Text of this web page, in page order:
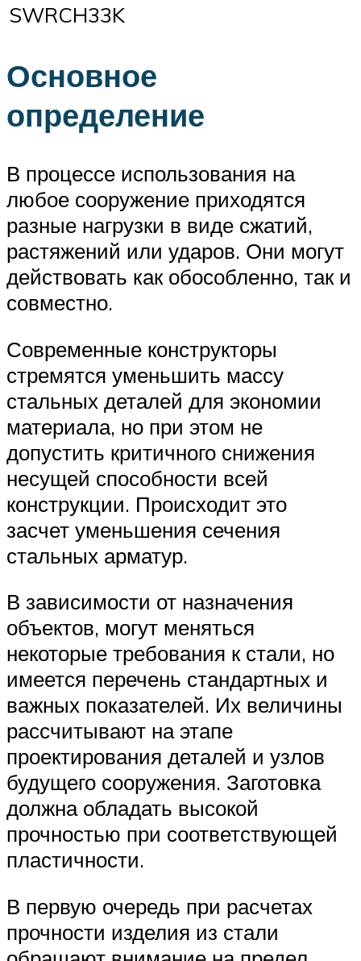
SWRCH33K
Основное
определение
В процессе использования на
любое сооружение приходятся
разные нагрузки в виде сжатий,
растяжений или ударов. Они могут
действовать как обособленно, так и
совместно.
Современные конструкторы
стремятся уменьшить массу
стальных деталей для экономии
материала, но при этом не
допустить критичного снижения
несущей способности всей
конструкции. Происходит это
засчет уменьшения сечения
стальных арматур.
В зависимости от назначения
объектов, могут меняться
некоторые требования к стали, но
имеется перечень стандартных и
важных показателей. Их величины
рассчитывают на этапе
проектирования деталей и узлов
будущего сооружения. Заготовка
должна обладать высокой
прочностью при соответствующей
пластичности.
В первую очередь при расчетах
прочности изделия из стали